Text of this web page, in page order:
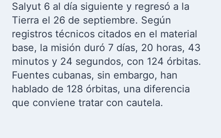
Salyut 6 al día siguiente y regresó a la
Tierra el 26 de septiembre. Según
registros técnicos citados en el material
base, la misión duró 7 días, 20 horas, 43
minutos y 24 segundos, con 124 órbitas.
Fuentes cubanas, sin embargo, han
hablado de 128 órbitas, una diferencia
que conviene tratar con cautela.